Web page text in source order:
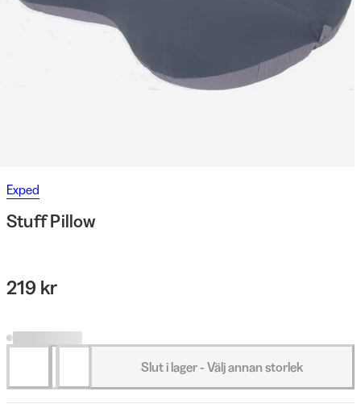
Exped
Stuff Pillow
219 kr
Slut i lager - Välj annan storlek